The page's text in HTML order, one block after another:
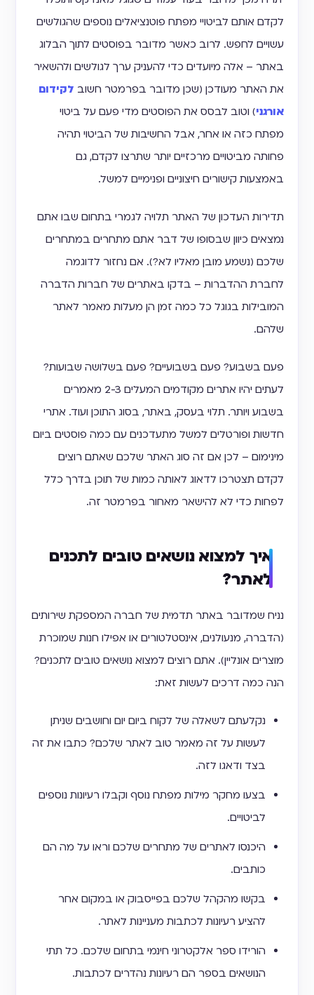
לקדם אותם לביטויי מפתח פוטנציאלים נוספים שהגולשים
עשויים לחפש. לרוב כאשר מדובר בפוסטים לתוך הבלוג
באתר – אלה מיועדים כדי להעניק ערך לגולשים ולהשאיר
את האתר מעודכן (שכן מדובר בפרמטר חשוב לקידום
אורגני) וטוב לבסס את הפוסטים מדי פעם על ביטוי
מפתח כזה או אחר, אבל החשיבות של הביטוי תהיה
פחותה מביטויים מרכזיים יותר שתרצו לקדם, גם
באמצעות קישורים חיצוניים ופנימיים למשל.
תדירות העדכון של האתר תלויה לגמרי בתחום שבו אתם
נמצאים כיוון שבסופו של דבר אתם מתחרים במתחרים
שלכם (נשמע מובן מאליו לא?). אם נחזור לדוגמה
לחברת ההדברות – בדקו באתרים של חברות הדברה
המובילות בגוגל כל כמה זמן הן מעלות מאמר לאתר
שלהם.
פעם בשבוע? פעם בשבועיים? פעם בשלושה שבועות?
לעתים יהיו אתרים מקודמים המעלים 2-3 מאמרים
בשבוע ויותר. תלוי בעסק, באתר, בסוג התוכן ועוד. אתרי
חדשות ופורטלים למשל מתעדכנים עם כמה פוסטים ביום
מינימום – לכן אם זה סוג האתר שלכם שאתם רוצים
לקדם תצטרכו לדאוג לאותה כמות של תוכן בדרך כלל
לפחות כדי לא להישאר מאחור בפרמטר זה.
איך למצוא נושאים טובים לתכנים
לאתר?
נניח שמדובר באתר תדמית של חברה המספקת שירותים
(הדברה, מנעולנים, אינסטלטורים או אפילו חנות שמוכרת
מוצרים אונליין). אתם רוצים למצוא נושאים טובים לתכנים?
הנה כמה דרכים לעשות זאת:
נקלעתם לשאלה של לקוח ביום יום וחושבים שניתן
לעשות על זה מאמר טוב לאתר שלכם? כתבו את זה
בצד ודאגו לזה.
בצעו מחקר מילות מפתח נוסף וקבלו רעיונות נוספים
לביטויים.
היכנסו לאתרים של מתחרים שלכם וראו על מה הם
כותבים.
בקשו מהקהל שלכם בפייסבוק או במקום אחר
להציע רעיונות לכתבות מעניינות לאתר.
הורידו ספר אלקטרוני חינמי בתחום שלכם. כל תתי
הנושאים בספר הם רעיונות נהדרים לכתבות.